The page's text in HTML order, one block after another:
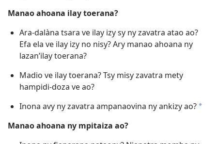
Manao ahoana ilay toerana?
Ara-dalàna tsara ve ilay izy sy ny zavatra atao ao?
Efa ela ve ilay izy no nisy? Ary manao ahoana ny
lazan’ilay toerana?
Madio ve ilay toerana? Tsy misy zavatra mety
hampidi-doza ve ao?
Inona avy ny zavatra ampanaovina ny ankizy ao? a
Manao ahoana ny mpitaiza ao?